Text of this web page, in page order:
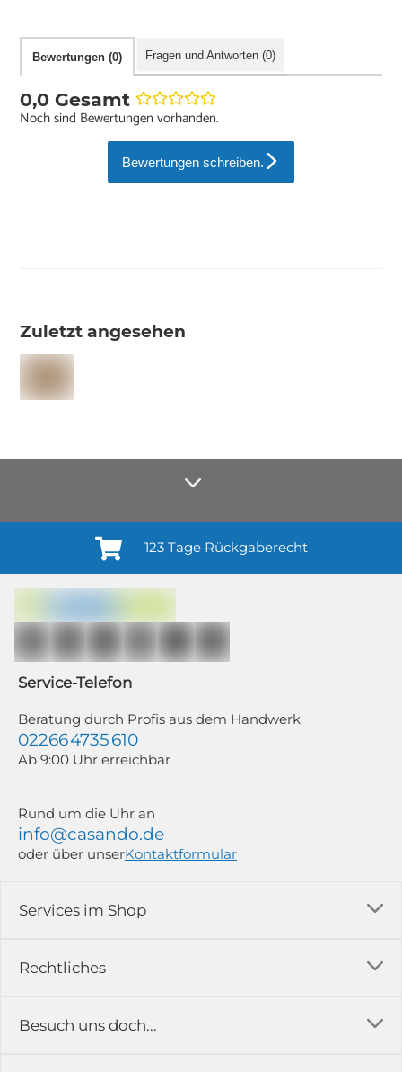
Bewertungen (0) Fragen und Antworten (0)
0,0 Gesamt
Noch sind Bewertungen vorhanden.
Bewertungen schreiben.
Zuletzt angesehen
Anmelden¹
casando (Holz-Richter GmbH) sowie zur Interessen-Analyse durch
jederzeit mit Wirkung für die Zukunft und ohne Angabe von Gründen
Weitere Informationen findest du in unserer Datenschutzerklärung.
123 Tage Rückgaberecht
Rechtliches
Impressum
Services im Shop
Versandkosten
Erfahrungsberichte & Bewertungen
Besuch uns doch...
Service-Telefon
Beratung durch Profis aus dem Handwerk
02266 4735 610
Ab 9:00 Uhr erreichbar
Rund um die Uhr an
info@casando.de
oder über unserKontaktformular